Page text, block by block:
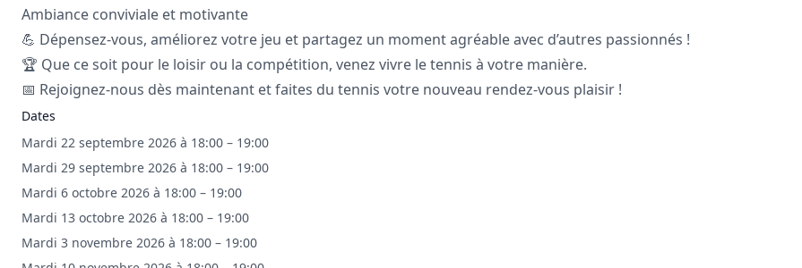
Ambiance conviviale et motivante
💪 Dépensez-vous, améliorez votre jeu et partagez un moment agréable avec d’autres passionnés !
🏆 Que ce soit pour le loisir ou la compétition, venez vivre le tennis à votre manière.
📅 Rejoignez-nous dès maintenant et faites du tennis votre nouveau rendez-vous plaisir !
Dates
Mardi 22 septembre 2026 à 18:00 – 19:00
Mardi 29 septembre 2026 à 18:00 – 19:00
Mardi 6 octobre 2026 à 18:00 – 19:00
Mardi 13 octobre 2026 à 18:00 – 19:00
Mardi 3 novembre 2026 à 18:00 – 19:00